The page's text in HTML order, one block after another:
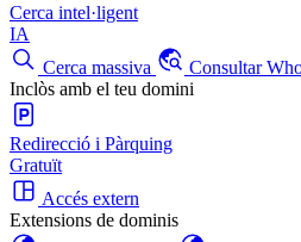
Cerca intel·ligent
IA
Cerca massiva
Consultar
Inclòs amb el teu domini
Redirecció i Pàrquing
Gratuït
Accés extern
Extensions de dominis